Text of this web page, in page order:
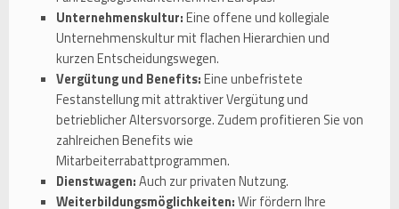
Unternehmenskultur:Eine offene und kollegiale
Unternehmenskultur mit flachen Hierarchien und
kurzen Entscheidungswegen.
Vergütung und Benefits:Eine unbefristete
Festanstellung mit attraktiver Vergütung und
betrieblicher Altersvorsorge. Zudem profitieren Sie von
zahlreichen Benefits wie
Mitarbeiterrabattprogrammen.
Dienstwagen:Auch zur privaten Nutzung.
Weiterbildungsmöglichkeiten:Wir fördern Ihre